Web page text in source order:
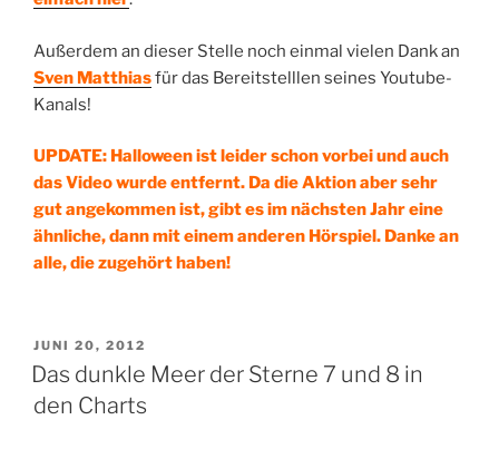
Außerdem an dieser Stelle noch einmal vielen Dank an
Sven Matthiasfür das Bereitstelllen seines Youtube-
Kanals!
UPDATE: Halloween ist leider schon vorbei und auch
das Video wurde entfernt. Da die Aktion aber sehr
gut angekommen ist, gibt es im nächsten Jahr eine
ähnliche, dann mit einem anderen Hörspiel. Danke an
alle, die zugehört haben!
VERÖFFENTLICHT
AM
JUNI 20, 2012
Das dunkle Meer der Sterne 7 und 8 in
den Charts